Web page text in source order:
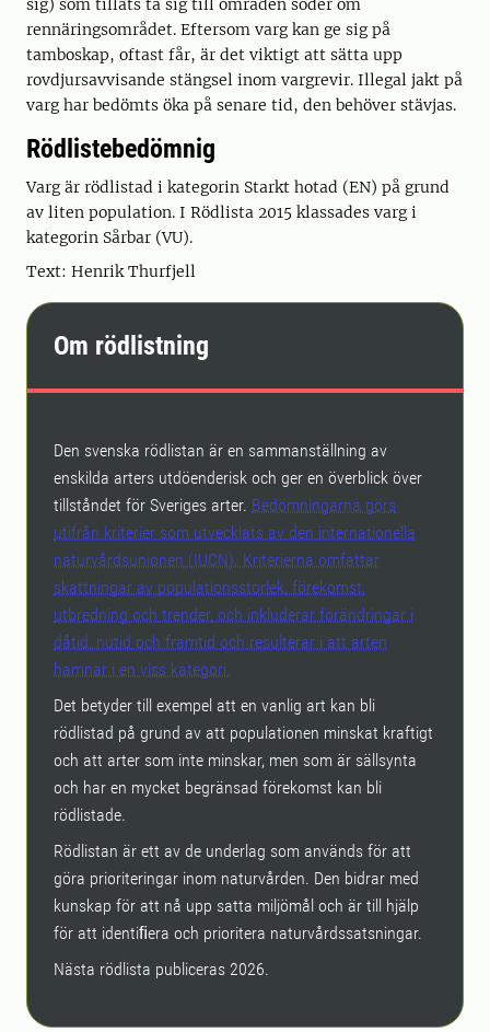
sig) som tillåts ta sig till områden söder om
rennäringsområdet. Eftersom varg kan ge sig på
tamboskap, oftast får, är det viktigt att sätta upp
rovdjursavvisande stängsel inom vargrevir. Illegal jakt på
varg har bedömts öka på senare tid, den behöver stävjas.
Rödlistebedömnig
Varg är rödlistad i kategorin Starkt hotad (EN) på grund
av liten population. I Rödlista 2015 klassades varg i
kategorin Sårbar (VU).
Text: Henrik Thurfjell
Om rödlistning
Den svenska rödlistan är en sammanställning av
enskilda arters utdöenderisk och ger en överblick över
tillståndet för Sveriges arter. Bedömningarna görs
utifrån kriterier som utvecklats av den internationella
naturvårdsunionen (IUCN). Kriterierna omfattar
skattningar av populationsstorlek, förekomst,
utbredning och trender, och inkluderar förändringar i
dåtid, nutid och framtid och resulterar i att arten
hamnar i en viss kategori.
Det betyder till exempel att en vanlig art kan bli
rödlistad på grund av att populationen minskat kraftigt
och att arter som inte minskar, men som är sällsynta
och har en mycket begränsad förekomst kan bli
rödlistade.
Rödlistan är ett av de underlag som används för att
göra prioriteringar inom naturvården. Den bidrar med
kunskap för att nå upp satta miljömål och är till hjälp
för att identiﬁera och prioritera naturvårdssatsningar.
Nästa rödlista publiceras 2026.